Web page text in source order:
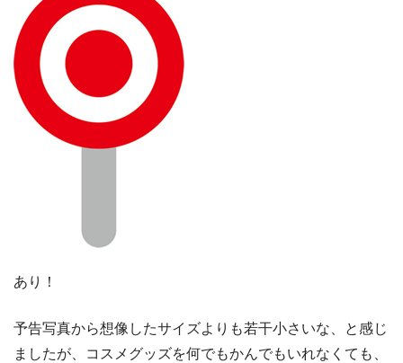
あり！
予告写真から想像したサイズよりも若干小さいな、と感じ
ましたが、コスメグッズを何でもかんでもいれなくても、